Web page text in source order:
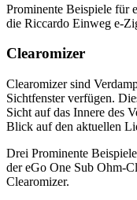
Prominente Beispiele für
die Riccardo Einweg e-
Clearomizer
Clearomizer sind
Sichtfenster verfügen.
Sicht auf das Innere des
Blick auf den aktuellen
Drei Prominente
der eGo One Sub Ohm-
Clearomizer.